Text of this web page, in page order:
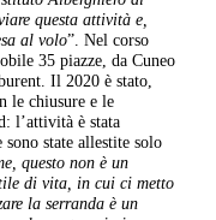
questa attività e,
al volo”. Nel corso
35 piazze, da Cuneo
Il 2020 è stato,
le chiusure e le
l’attività è stata
state allestite solo
questo non è un
di vita, in cui ci metto
la serranda è un